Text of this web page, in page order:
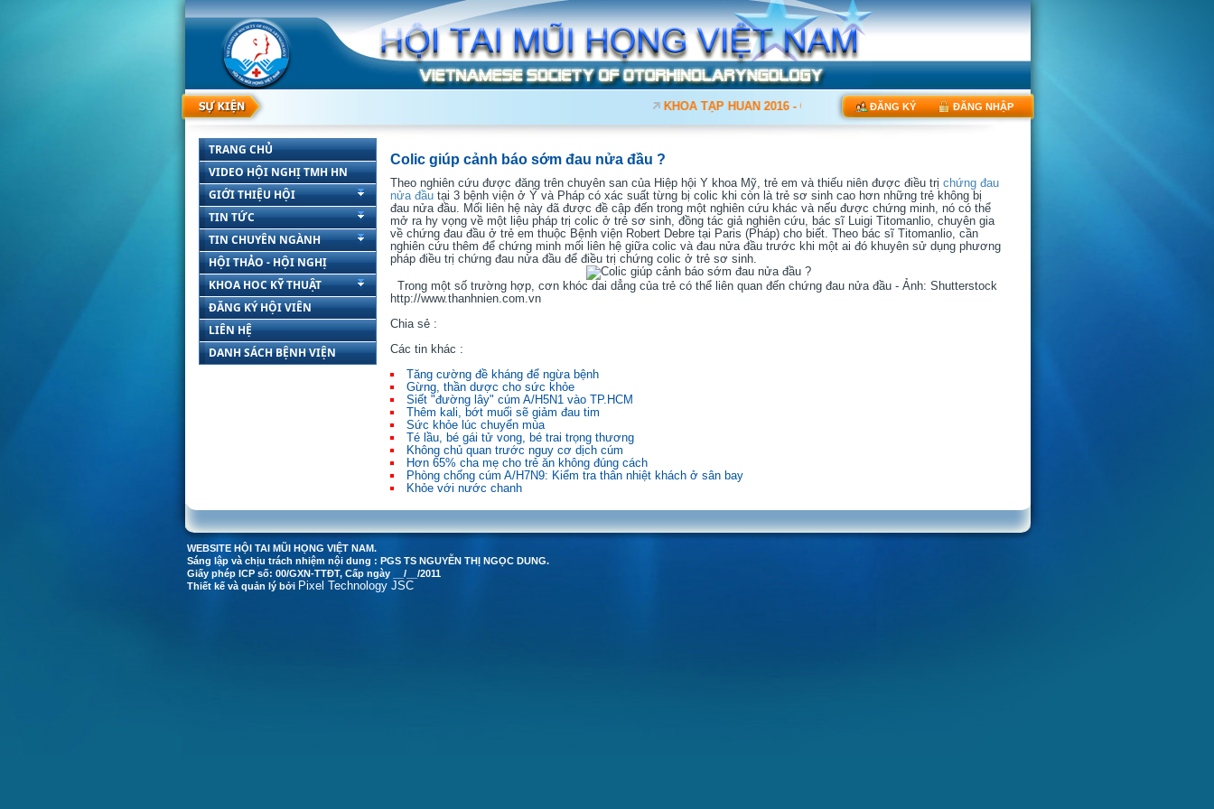
KHÓA TẬP HUẤN 2016 - Cập nhật kiến thức tổng quát Tai-Mũi-Họng”
ĐĂNG KÝ ĐĂNG NHẬP
TRANG CHỦ
VIDEO HỘI NGHỊ TMH HN
GIỚI THIỆU HỘI
TIN TỨC
TIN CHUYÊN NGÀNH
HỘI THẢO - HỘI NGHỊ
KHOA HOC KỸ THUẬT
ĐĂNG KÝ HỘI VIÊN
LIÊN HỆ
DANH SÁCH BỆNH VIỆN
Colic giúp cảnh báo sớm đau nửa đầu ?
Theo nghiên cứu được đăng trên chuyên san của Hiệp hội Y khoa Mỹ, trẻ em và thiếu niên được điều trị chứng đau
nửa đầu tại 3 bệnh viện ở Ý và Pháp có xác suất từng bị colic khi còn là trẻ sơ sinh cao hơn những trẻ không bị
đau nửa đầu. Mối liên hệ này đã được đề cập đến trong một nghiên cứu khác và nếu được chứng minh, nó có thể
mở ra hy vọng về một liệu pháp trị colic ở trẻ sơ sinh, đồng tác giả nghiên cứu, bác sĩ Luigi Titomanlio, chuyên gia
về chứng đau đầu ở trẻ em thuộc Bệnh viện Robert Debre tại Paris (Pháp) cho biết. Theo bác sĩ Titomanlio, cần
nghiên cứu thêm để chứng minh mối liên hệ giữa colic và đau nửa đầu trước khi một ai đó khuyên sử dụng phương
pháp điều trị chứng đau nửa đầu để điều trị chứng colic ở trẻ sơ sinh.
Trong một số trường hợp, cơn khóc dai dẳng của trẻ có thể liên quan đến chứng đau nửa đầu - Ảnh: Shutterstock
http://www.thanhnien.com.vn
Chia sẻ :
Các tin khác :
Tăng cường đề kháng để ngừa bệnh
Gừng, thần dược cho sức khỏe
Siết "đường lây" cúm A/H5N1 vào TP.HCM
Thêm kali, bớt muối sẽ giảm đau tim
Sức khỏe lúc chuyển mùa
Té lầu, bé gái tử vong, bé trai trọng thương
Không chủ quan trước nguy cơ dịch cúm
Hơn 65% cha mẹ cho trẻ ăn không đúng cách
Phòng chống cúm A/H7N9: Kiểm tra thân nhiệt khách ở sân bay
Khỏe với nước chanh
WEBSITE HỘI TAI MŨI HỌNG VIỆT NAM.
Sáng lập và chịu trách nhiệm nội dung : PGS TS NGUYỄN THỊ NGỌC DUNG.
Giấy phép ICP số: 00/GXN-TTĐT, Cấp ngày __/__/2011
Thiết kế và quản lý bởi Pixel Technology JSC